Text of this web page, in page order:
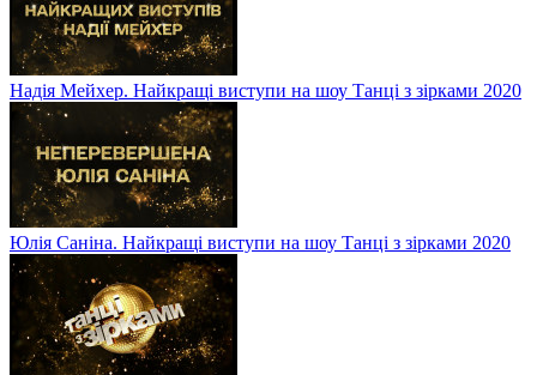
Надія Мейхер. Найкращі виступи на шоу Танці з зірками 2020
Юлія Саніна. Найкращі виступи на шоу Танці з зірками 2020